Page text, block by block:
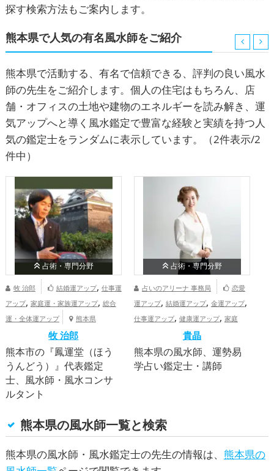
探す検索方法もご案内します。
熊本県で人気の有名風水師をご紹介
熊本県で活動する、有名で信頼できる、評判の良い風水
師の先生をご紹介します。個人の住宅はもちろん、店
舗・オフィスの土地や建物のエネルギーを読み解き、運
気アップへと導く風水鑑定で豊富な経験と実績を持つ人
気の鑑定士をランダムに表示しています。
（2件表示/2
件中）
占術・専門分野
牧 治郎 結婚運アップ, 仕事運
アップ, 家庭運・家族運アップ, 総合
運・全体運アップ
熊本県
牧 治郎
熊本市の『鳳運堂（ほう
うんどう）』代表鑑定
士、風水師・風水コンサ
ルタント
占術・専門分野
占いのアリーナ 事務局
恋愛
運アップ, 結婚運アップ, 金運アップ,
仕事運アップ, 健康運アップ, 家庭
運・家族運アップ貴晶
熊本県の風水師、運勢易
学占い鑑定士・講師
熊本県の風水師一覧と検索
熊本県の風水師・風水鑑定士の先生の情報は、 熊本県の